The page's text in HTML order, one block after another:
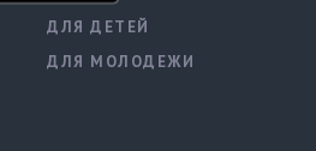
ДЛЯ ДЕТЕЙ
ДЛЯ МОЛОДЕЖИ